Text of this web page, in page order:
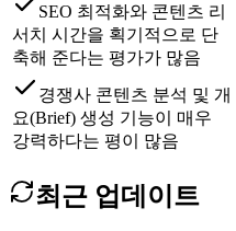
SEO 최적화와 콘텐츠 리
서치 시간을 획기적으로 단
축해 준다는 평가가 많음
경쟁사 콘텐츠 분석 및 개
요(Brief) 생성 기능이 매우
강력하다는 평이 많음
최근 업데이트